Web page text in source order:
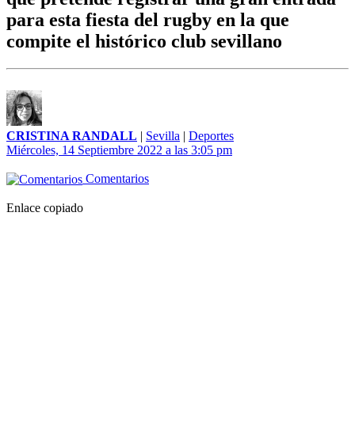
para esta fiesta del rugby en la que
compite el histórico club sevillano
CRISTINA RANDALL | Sevilla | Deportes
Miércoles, 14 Septiembre 2022 a las 3:05 pm
Comentarios
Enlace copiado